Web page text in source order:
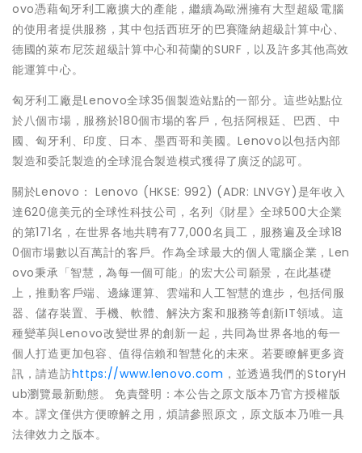
ovo憑藉匈牙利工廠擴大的產能，繼續為歐洲擁有大型超級電腦
的使用者提供服務，其中包括西班牙的巴賽隆納超級計算中心、
德國的萊布尼茨超級計算中心和荷蘭的SURF，以及許多其他高效
能運算中心。
匈牙利工廠是Lenovo全球35個製造站點的一部分。這些站點位
於八個市場，服務於180個市場的客戶，包括阿根廷、巴西、中
國、匈牙利、印度、日本、墨西哥和美國。Lenovo以包括內部
製造和委託製造的全球混合製造模式獲得了廣泛的認可。
關於Lenovo： Lenovo (HKSE: 992) (ADR: LNVGY)是年收入
達620億美元的全球性科技公司，名列《財星》全球500大企業
的第171名，在世界各地共聘有77,000名員工，服務遍及全球18
0個市場數以百萬計的客戶。作為全球最大的個人電腦企業，Len
ovo秉承「智慧，為每一個可能」的宏大公司願景，在此基礎
上，推動客戶端、邊緣運算、雲端和人工智慧的進步，包括伺服
器、儲存裝置、手機、軟體、解決方案和服務等創新IT領域。這
種變革與Lenovo改變世界的創新一起，共同為世界各地的每一
個人打造更加包容、值得信賴和智慧化的未來。若要瞭解更多資
訊，請造訪https://www.lenovo.com ，並透過我們的StoryH
ub瀏覽最新動態。 免責聲明：本公告之原文版本乃官方授權版
本。譯文僅供方便瞭解之用，煩請參照原文，原文版本乃唯一具
法律效力之版本。